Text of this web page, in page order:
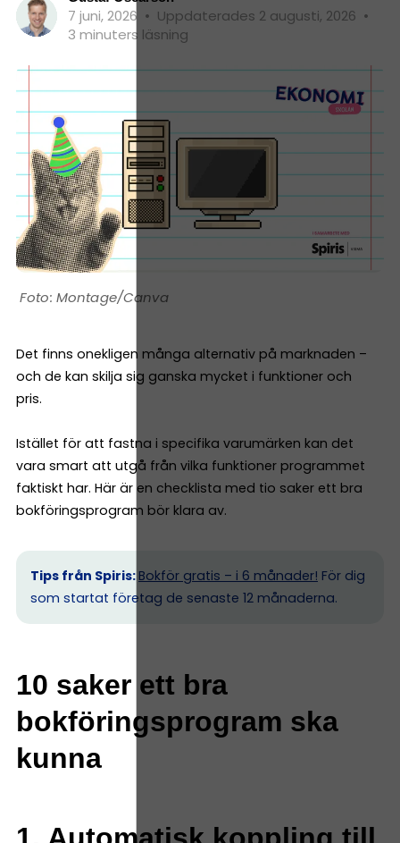
7 juni, 2026 • Uppdaterades 2 augusti, 2026 •
3 minuters läsning
Montage/Canva
Det finns onekligen många alternativ på marknaden –
och de kan skilja sig ganska mycket i funktioner och
pris.
Istället för att fastna i specifika varumärken kan det
vara smart att utgå från vilka funktioner programmet
faktiskt har. Här är en checklista med tio saker ett bra
bokföringsprogram bör klara av.
Tips från Spiris: Bokför gratis – i 6 månader! För dig
som startat företag de senaste 12 månaderna.
10 saker ett bra
bokföringsprogram ska
kunna